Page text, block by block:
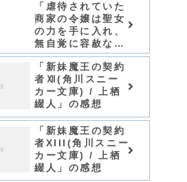
「虐待されていた
商家の令嬢は聖女
の力を手に入れ、
無自覚に容赦なく
逆襲する/てんてん
どんどん」シリー
ズ全巻のあらす
じ・感想
「新妹魔王の契約
者Ⅻ(角川スニー
カー文庫) / 上栖
綴人」の感想
「新妹魔王の契約
者XIII(角川スニー
カー文庫) / 上栖
綴人」の感想